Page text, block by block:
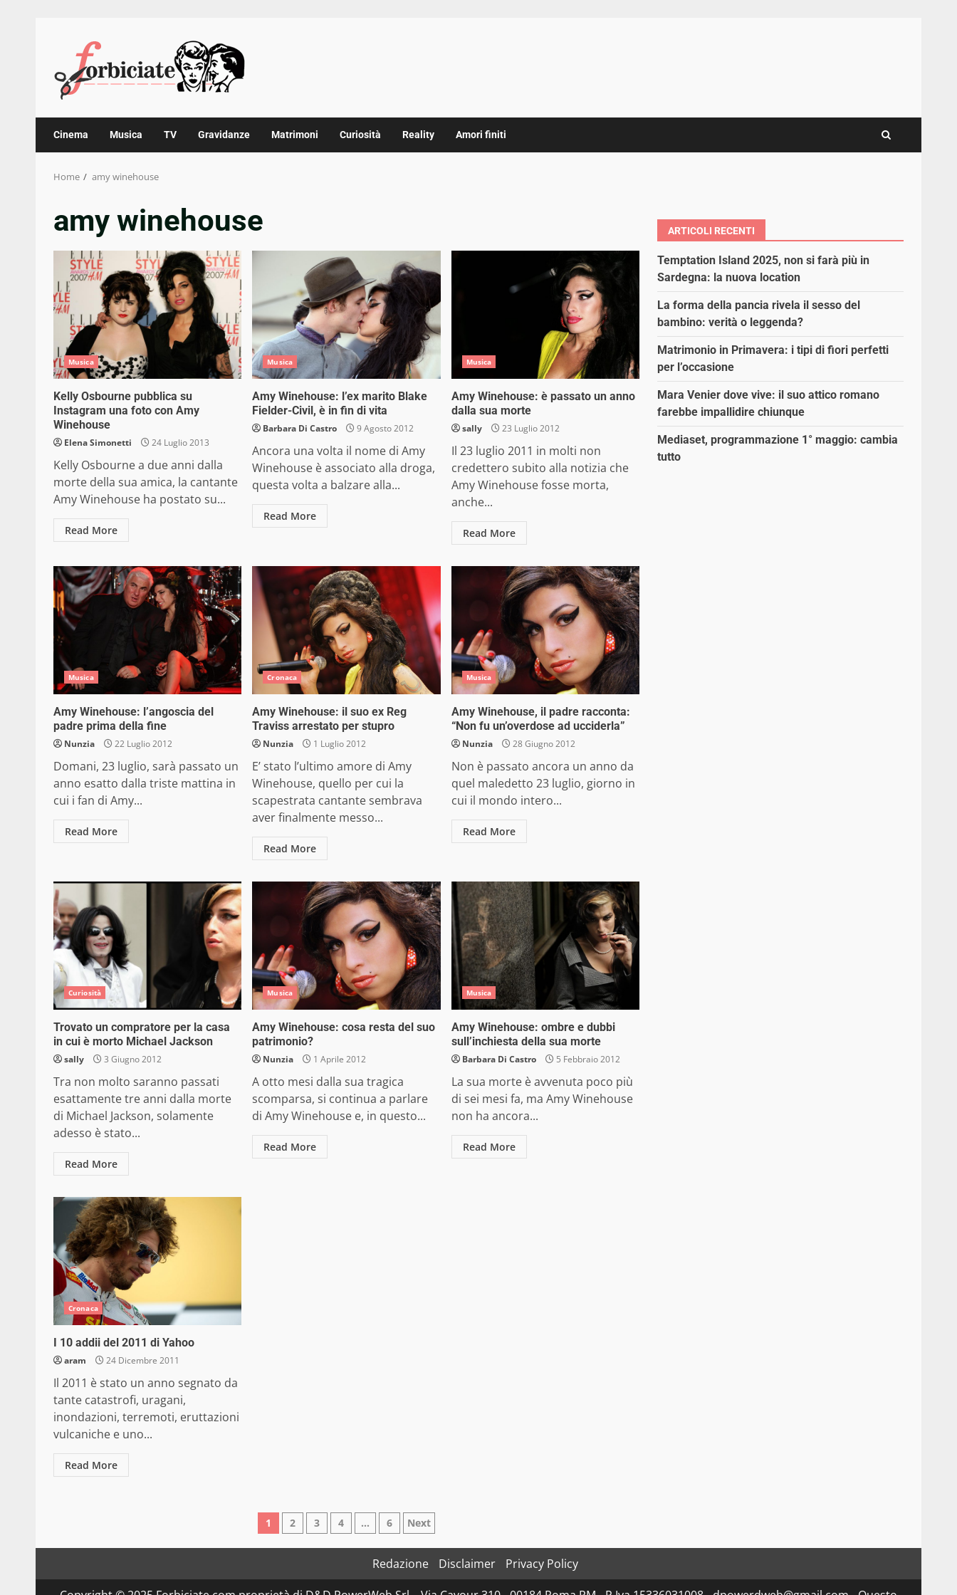
content
Cinema Musica TV Gravidanze Matrimoni Curiosità Reality Amori finiti
Home amy winehouse
amy winehouse
Musica
Kelly Osbourne pubblica su
Instagram una foto con Amy
Winehouse
Elena Simonetti 24 Luglio 2013
Kelly Osbourne a due anni dalla
morte della sua amica, la cantante
Amy Winehouse ha postato su...
Read More
Musica
Amy Winehouse: l’ex marito Blake
Fielder-Civil, è in fin di vita
Barbara Di Castro 9 Agosto 2012
Ancora una volta il nome di Amy
Winehouse è associato alla droga,
questa volta a balzare alla...
Read More
Musica
Amy Winehouse: è passato un anno
dalla sua morte
sally 23 Luglio 2012
Il 23 luglio 2011 in molti non
credettero subito alla notizia che
Amy Winehouse fosse morta,
anche...
Read More
Musica
Amy Winehouse: l’angoscia del
padre prima della fine
Nunzia 22 Luglio 2012
Domani, 23 luglio, sarà passato un
anno esatto dalla triste mattina in
cui i fan di Amy...
Read More
Cronaca
Amy Winehouse: il suo ex Reg
Traviss arrestato per stupro
Nunzia 1 Luglio 2012
E’ stato l’ultimo amore di Amy
Winehouse, quello per cui la
scapestrata cantante sembrava
aver finalmente messo...
Read More
Musica
Amy Winehouse, il padre racconta:
“Non fu un’overdose ad ucciderla”
Nunzia 28 Giugno 2012
Non è passato ancora un anno da
quel maledetto 23 luglio, giorno in
cui il mondo intero...
Read More
Curiosità
Trovato un compratore per la casa
in cui è morto Michael Jackson
sally 3 Giugno 2012
Tra non molto saranno passati
esattamente tre anni dalla morte
di Michael Jackson, solamente
adesso è stato...
Read More
Musica
Amy Winehouse: cosa resta del suo
patrimonio?
Nunzia 1 Aprile 2012
A otto mesi dalla sua tragica
scomparsa, si continua a parlare
di Amy Winehouse e, in questo...
Read More
Musica
Amy Winehouse: ombre e dubbi
sull’inchiesta della sua morte
Barbara Di Castro 5 Febbraio 2012
La sua morte è avvenuta poco più
di sei mesi fa, ma Amy Winehouse
non ha ancora...
Read More
Cronaca
I 10 addii del 2011 di Yahoo
aram 24 Dicembre 2011
Il 2011 è stato un anno segnato da
tante catastrofi, uragani,
inondazioni, terremoti, eruttazioni
vulcaniche e uno...
Read More
Paginazione
degli
articoli
1 2 3 4 … 6 Next
ARTICOLI RECENTI
Temptation Island 2025, non si farà più in
Sardegna: la nuova location
La forma della pancia rivela il sesso del
bambino: verità o leggenda?
Matrimonio in Primavera: i tipi di fiori perfetti
per l’occasione
Mara Venier dove vive: il suo attico romano
farebbe impallidire chiunque
Mediaset, programmazione 1° maggio: cambia
tutto
Redazione Disclaimer
Privacy Policy